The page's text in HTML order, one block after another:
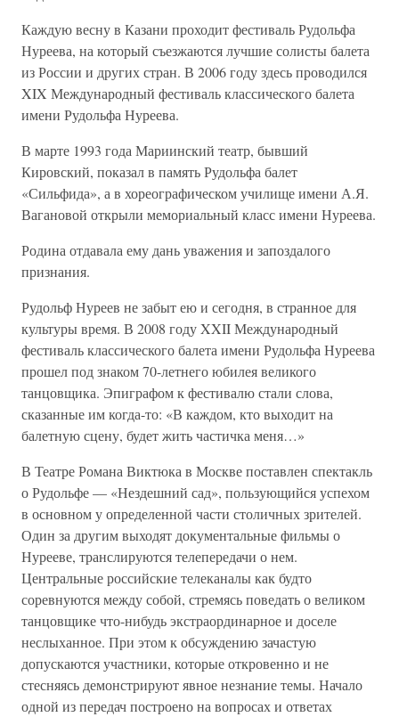
Каждую весну в Казани проходит фестиваль Рудольфа
Нуреева, на который съезжаются лучшие солисты балета
из России и других стран. В 2006 году здесь проводился
XIX Международный фестиваль классического балета
имени Рудольфа Нуреева.
В марте 1993 года Мариинский театр, бывший
Кировский, показал в память Рудольфа балет
«Сильфида», а в хореографическом училище имени А.Я.
Вагановой открыли мемориальный класс имени Нуреева.
Родина отдавала ему дань уважения и запоздалого
признания.
Рудольф Нуреев не забыт ею и сегодня, в странное для
культуры время. В 2008 году XXII Международный
фестиваль классического балета имени Рудольфа Нуреева
прошел под знаком 70-летнего юбилея великого
танцовщика. Эпиграфом к фестивалю стали слова,
сказанные им когда-то: «В каждом, кто выходит на
балетную сцену, будет жить частичка меня…»
В Театре Романа Виктюка в Москве поставлен спектакль
о Рудольфе — «Нездешний сад», пользующийся успехом
в основном у определенной части столичных зрителей.
Один за другим выходят документальные фильмы о
Нурееве, транслируются телепередачи о нем.
Центральные российские телеканалы как будто
соревнуются между собой, стремясь поведать о великом
танцовщике что-нибудь экстраординарное и доселе
неслыханное. При этом к обсуждению зачастую
допускаются участники, которые откровенно и не
стесняясь демонстрируют явное незнание темы. Начало
одной из передач построено на вопросах и ответах